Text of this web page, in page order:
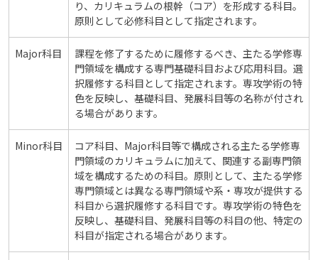
り、カリキュラムの根幹（コア）を形成する科目。
原則として必修科目として指定されます。
Major科目
課程を修了するために履修するべき、主たる学修専
門領域を構成する専門基礎科目および応用科目。選
択履修する科目として指定されます。専攻学術の特
色を反映し、基礎科目、発展科目等の名称が付され
る場合があります。
Minor科目
コア科目、Major科目等で構成される主たる学修専
門領域のカリキュラムに加えて、関連する副専門領
域を構成するための科目。原則として、主たる学修
専門領域とは異なる専門領域や系・専攻が提供する
科目から選択履修する科目です。専攻学術の特色を
反映し、基礎科目、発展科目等の科目の他、特定の
科目が指定される場合があります。